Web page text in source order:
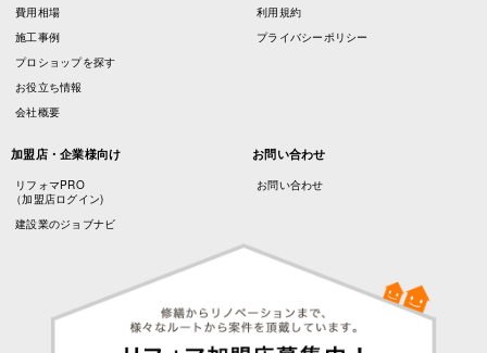
費用相場
施工事例
プロショップを探す
お役立ち情報
会社概要
利用規約
プライバシーポリシー
加盟店・企業様向け
リフォマPRO
（加盟店ログイン)
建設業のジョブナビ
お問い合わせ
お問い合わせ